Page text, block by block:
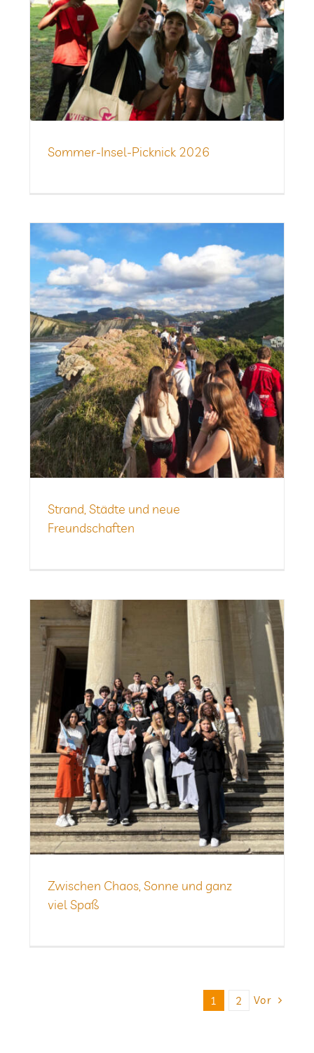
Som­­mer-Insel-Pick­­nick 2026
Strand, Städte und neue
Freundschaften
Zwi­schen Chaos, Sonne und ganz
viel Spaß
1 2 Vor